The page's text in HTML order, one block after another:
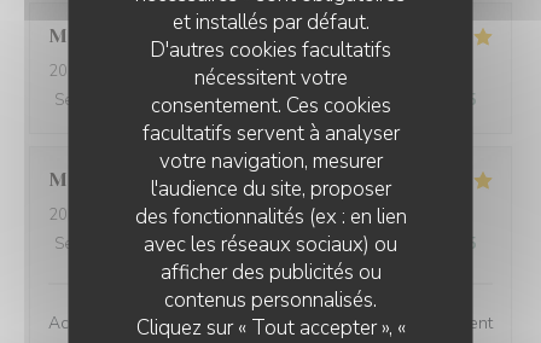
et installés par défaut.
D'autres cookies facultatifs
nécessitent votre
consentement. Ces cookies
facultatifs servent à analyser
votre navigation, mesurer
l'audience du site, proposer
des fonctionnalités (ex : en lien
avec les réseaux sociaux) ou
afficher des publicités ou
contenus personnalisés.
Cliquez sur « Tout accepter », «
Marie
2026-08-03
- 19:00 - Couverts 3
Service
Ambiance:5/5 Cuisine: 5/5 Qualité / Prix /5
Michele
2026-08-03- 12:15 - Couverts 4
Service
Ambiance :5/5 Cuisine: 5/5 Qualité / Prix /5
Accueil service et plats délicieux.Je recommande vivement
L'AUBERGE AUX 4 SAISONS